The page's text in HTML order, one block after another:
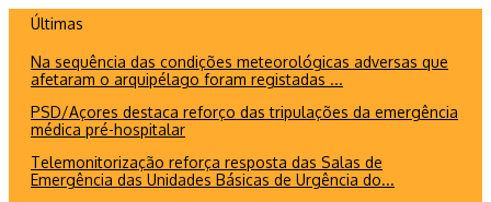
conteúdo
Últimas
Na sequência das condições meteorológicas adversas que
afetaram o arquipélago foram registadas ...
PSD/Açores destaca reforço das tripulações da emergência
médica pré-hospitalar
Telemonitorização reforça resposta das Salas de
Emergência das Unidades Básicas de Urgência do...